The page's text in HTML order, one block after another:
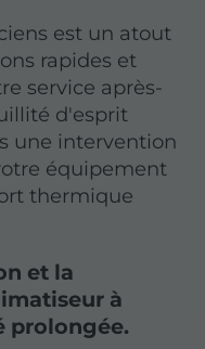
est un atout
rapides et
service après-
d'esprit
une intervention
équipement
thermique
et la
à
prolongée.